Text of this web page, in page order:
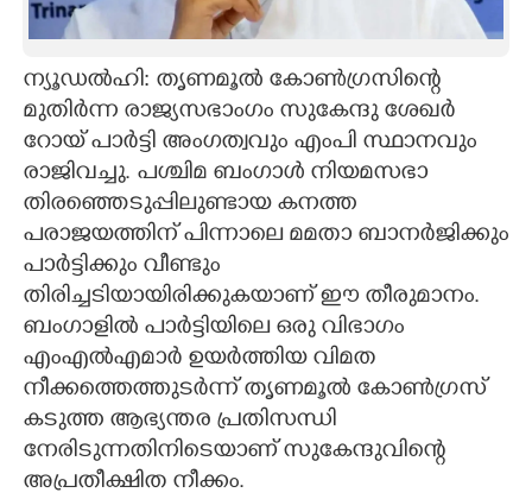
LITERATURE
ZOOM
CONTACT US
ന്യൂഡൽഹി: തൃണമൂൽ കോൺഗ്രസിന്റെ
മുതിർന്ന രാജ്യസഭാംഗം സുകേന്ദു ശേഖർ
റോയ് പാർട്ടി അംഗത്വവും എംപി സ്ഥാനവും
രാജിവച്ചു. പശ്ചിമ ബംഗാൾ നിയമസഭാ
തിരഞ്ഞെടുപ്പിലുണ്ടായ കനത്ത
പരാജയത്തിന് പിന്നാലെ മമതാ ബാനർജിക്കും
പാർട്ടിക്കും വീണ്ടും
തിരിച്ചടിയായിരിക്കുകയാണ് ഈ തീരുമാനം.
ബംഗാളിൽ പാർട്ടിയിലെ ഒരു വിഭാഗം
എംഎൽഎമാർ ഉയർത്തിയ വിമത
നീക്കത്തെത്തുടർന്ന് തൃണമൂൽ കോൺഗ്രസ്
കടുത്ത ആഭ്യന്തര പ്രതിസന്ധി
നേരിടുന്നതിനിടെയാണ് സുകേന്ദുവിന്റെ
അപ്രതീക്ഷിത നീക്കം.